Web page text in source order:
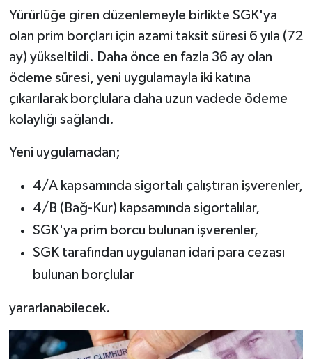
Yürürlüğe giren düzenlemeyle birlikte SGK'ya
olan prim borçları için azami taksit süresi 6 yıla (72
ay) yükseltildi. Daha önce en fazla 36 ay olan
ödeme süresi, yeni uygulamayla iki katına
çıkarılarak borçlulara daha uzun vadede ödeme
kolaylığı sağlandı.
Yeni uygulamadan;
4/A kapsamında sigortalı çalıştıran işverenler,
4/B (Bağ-Kur) kapsamında sigortalılar,
SGK'ya prim borcu bulunan işverenler,
SGK tarafından uygulanan idari para cezası
bulunan borçlular
yararlanabilecek.